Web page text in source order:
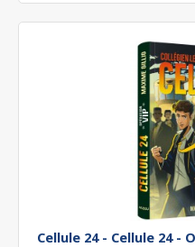
Cellule 24 - Cellule 24 -